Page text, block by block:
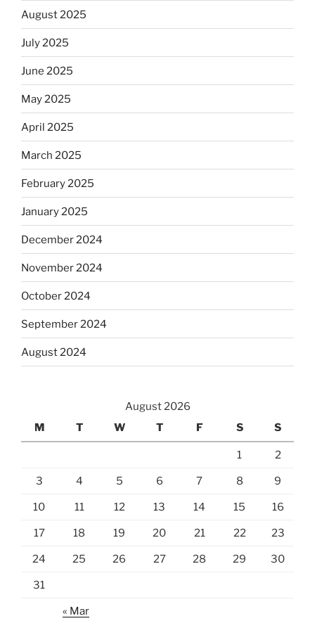
August 2025
July 2025
June 2025
May 2025
April 2025
March 2025
February 2025
January 2025
December 2024
November 2024
October 2024
September 2024
August 2024
August 2026
M
T W T F S S
1 2
3 4 5 6 7 8 9
10 11 12 13 14 15 16
17 18 19 20 21 22 23
24 25 26 27 28 29 30
31
« Mar